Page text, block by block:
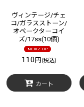
ヴィンテージ/チェ
コ/ガラスストーン/
オペークターコイ
ズ/17ss(10個)
110 円 (税込)
カート